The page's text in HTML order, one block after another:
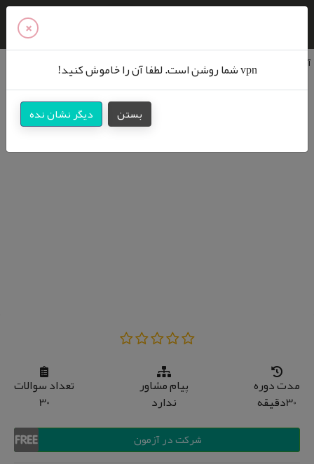
مهارت‌‌فردی
×
vpn شما روشن است. لطفا آن را خاموش کنید!
بستن دیگر نشان نده
آزمون ها روانشناسی مدیریت تعارض توماس -کیلمن
مدیریت تعارض توماس -کیلمن
مدت دوره
30دقیقه
پیام مشاور
ندارد
تعداد سوالات
30
شرکت در آزمون